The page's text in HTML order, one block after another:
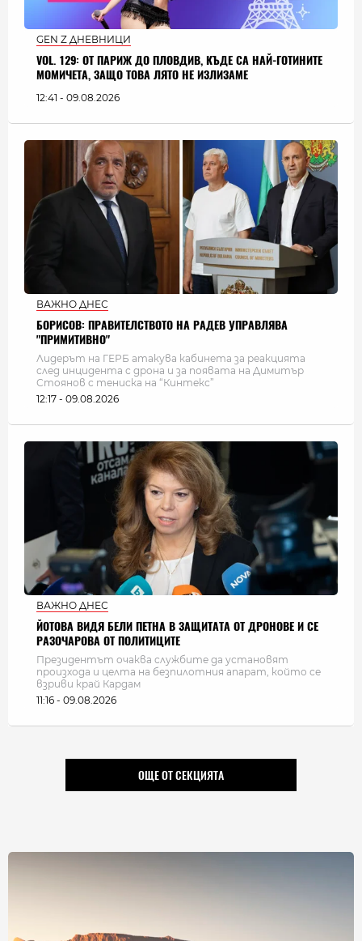
GEN Z ДНЕВНИЦИ
VOL. 129: ОТ ПАРИЖ ДО ПЛОВДИВ, КЪДЕ СА НАЙ-ГОТИНИТЕ
МОМИЧЕТА, ЗАЩО ТОВА ЛЯТО НЕ ИЗЛИЗАМЕ
12:41 - 09.08.2026
ВАЖНО ДНЕС
БОРИСОВ: ПРАВИТЕЛСТВОТО НА РАДЕВ УПРАВЛЯВА
"ПРИМИТИВНО"
Лидерът на ГЕРБ атакува кабинета за реакцията
след инцидента с дрона и за появата на Димитър
Стоянов с тениска на “Кинтекс”
12:17 - 09.08.2026
ВАЖНО ДНЕС
ЙОТОВА ВИДЯ БЕЛИ ПЕТНА В ЗАЩИТАТА ОТ ДРОНОВЕ И СЕ
РАЗОЧАРОВА ОТ ПОЛИТИЦИТЕ
Президентът очаква службите да установят
произхода и целта на безпилотния апарат, който се
взриви край Кардам
11:16 - 09.08.2026
ОЩЕ ОТ СЕКЦИЯТА